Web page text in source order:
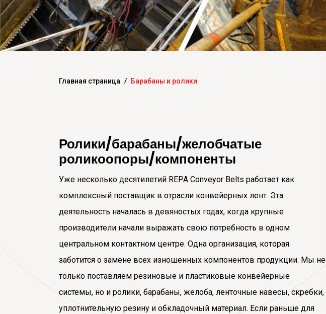
Главная страница / Барабаны и ролики
Ролики/барабаны/желобчатые
роликоопоры/компоненты
Уже несколько десятилетий REPA Conveyor Belts работает как
комплексный поставщик в отрасли конвейерных лент. Эта
деятельность началась в девяностых годах, когда крупные
производители начали выражать свою потребность в одном
центральном контактном центре. Одна организация, которая
заботится о замене всех изношенных компонентов продукции. Мы не
только поставляем резиновые и пластиковые конвейерные
системы, но и ролики, барабаны, желоба, ленточные навесы, скребки,
уплотнительную резину и обкладочный материал. Если раньше для